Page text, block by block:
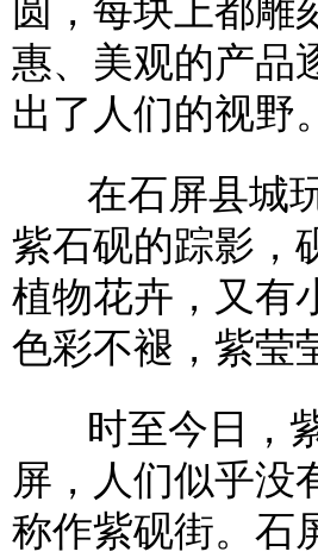
圆，每块上都雕
惠、美观的产品
出了人们的视野。
在石屏县城玩
紫石砚的踪影，
植物花卉，又有
色彩不褪，紫莹
时至今日，紫
屏，人们似乎没
称作紫砚街。石